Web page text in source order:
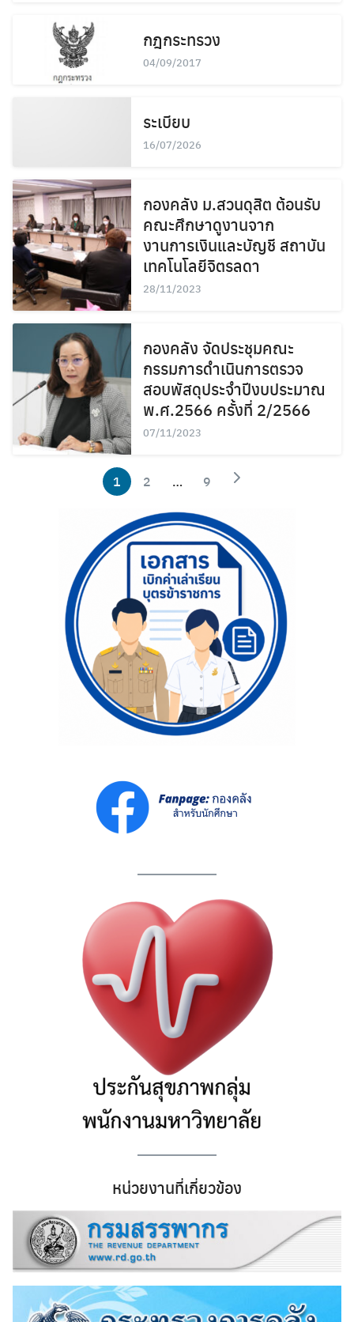
Search
กฎกระทรวง
04/09/2017
ระเบียบ
16/07/2026
กองคลัง ม.สวนดุสิต ต้อนรับ
คณะศึกษาดูงานจาก
งานการเงินและบัญชี สถาบัน
เทคโนโลยีจิตรลดา
28/11/2023
กองคลัง จัดประชุมคณะ
กรรมการดำเนินการตรวจ
สอบพัสดุประจำปีงบประมาณ
พ.ศ.2566 ครั้งที่ 2/2566
07/11/2023
1 2 … 9
หน่วยงานที่เกี่ยวข้อง